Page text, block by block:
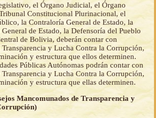
el Órgano Judicial, el Órgano
Constitucional Plurinacional, el
la Contraloría General de Estado, la
de Estado, la Defensoría del Pueblo
de Bolivia, deberán contar con
Transparencia y Lucha Contra la Corrupción,
y estructura que ellos determinen.
Públicas Autónomas podrán contar con
Transparencia y Lucha Contra la Corrupción,
y estructura que ellas determinen.
Mancomunados de Transparencia y